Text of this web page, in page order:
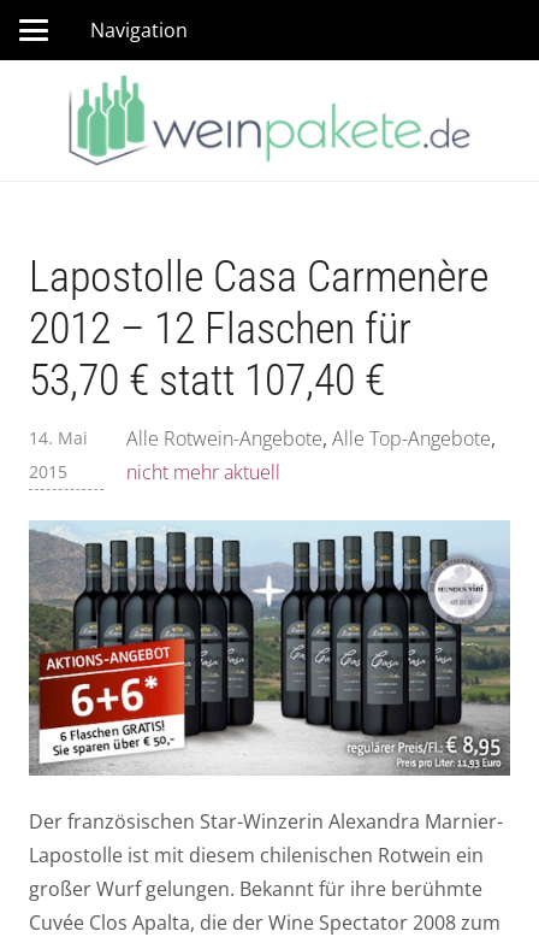
Navigation
Lapostolle Casa Carmenère
2012 – 12 Flaschen für
53,70 € statt 107,40 €
14. Mai
2015
Alle Rotwein-Angebote, Alle Top-Angebote,
nicht mehr aktuell
Der französischen Star-Winzerin Alexandra Marnier-
Lapostolle ist mit diesem chilenischen Rotwein ein
großer Wurf gelungen. Bekannt für ihre berühmte
Cuvée Clos Apalta, die der Wine Spectator 2008 zum